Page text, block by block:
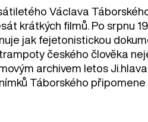
Václava
krátkých filmů. Po srpnu
jak fejetonistickou
českého člověka
archivem letos
Táborského připomene